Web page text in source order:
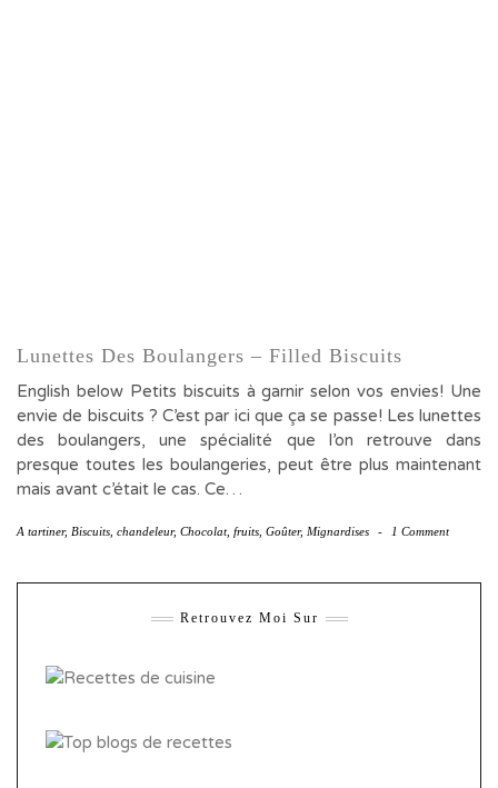
Lunettes Des Boulangers – Filled Biscuits
English below Petits biscuits à garnir selon vos envies! Une
envie de biscuits ? C’est par ici que ça se passe! Les lunettes
des boulangers, une spécialité que l’on retrouve dans
presque toutes les boulangeries, peut être plus maintenant
mais avant c’était le cas. Ce…
A tartiner, Biscuits chandeleur, Chocolat, fruits Goûter, Mignardises - 1 Comment
Retrouvez Moi Sur